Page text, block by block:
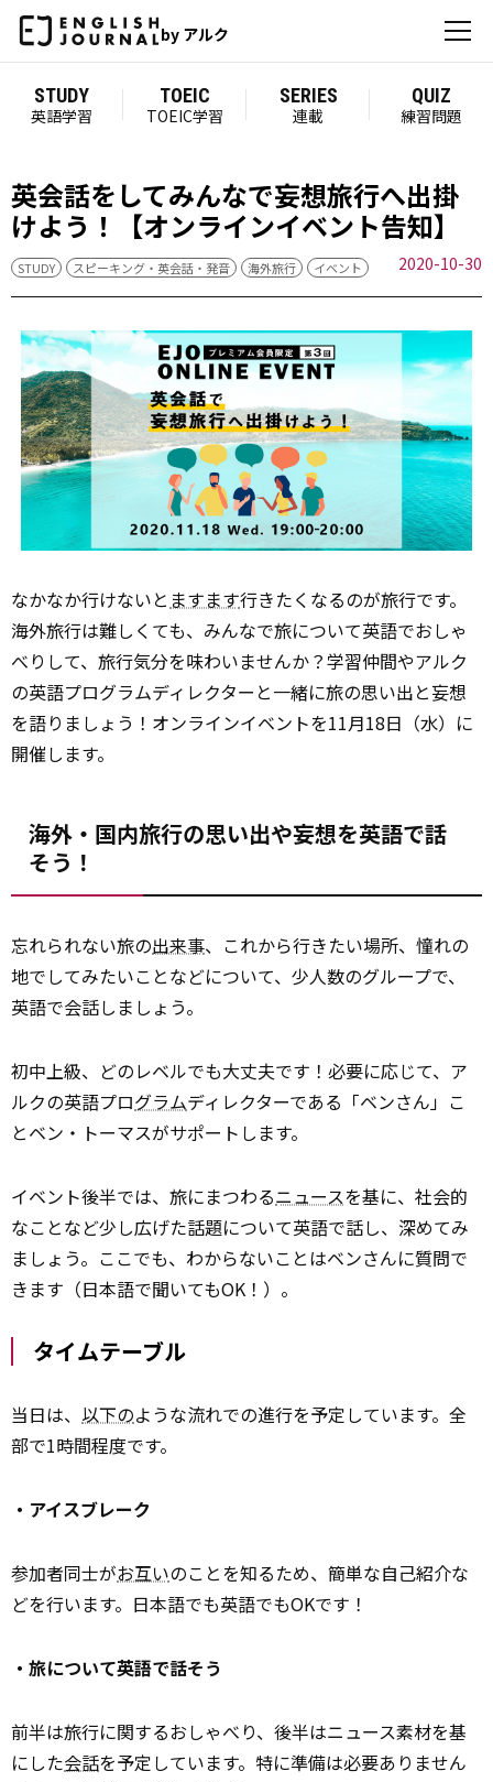
by アルク
STUDY
英語学習
TOEIC
TOEIC学習
SERIES
連載
QUIZ
練習問題
英会話をしてみんなで妄想旅行へ出掛
けよう！【オンラインイベント告知】
STUDY スピーキング・英会話・発音 海外旅行 イベント 2020-10-30
なかなか行けないと ますます行きたくなるのが旅行です。
海外旅行は難しくても、みんなで旅について英語でおしゃ
べりして、旅行気分を味わいませんか？学習仲間やアルク
の英語プログラムディレクターと一緒に旅の思い出と妄想
を語りましょう！オンラインイベントを11月18日（水）に
開催します。
海外・国内旅行の思い出や妄想を英語で話
そう！
忘れられない旅の出来事、これから行きたい場所、憧れの
地でしてみたいことなどについて、少人数のグループで、
英語で会話しましょう。
初中上級、どのレベルでも大丈夫です！必要に応じて、ア
ルクの英語プログラムディレクターである「ベンさん」こ
とベン・トーマスがサポートします。
イベント後半では、旅にまつわるニュースを基に、社会的
なことなど少し広げた話題について英語で話し、深めてみ
ましょう。ここでも、わからないことはベンさんに質問で
きます（日本語で聞いてもOK！）。
タイムテーブル
当日は、 以下のような流れでの進行を予定しています。全
部で1時間程度です。
・アイスブレーク
参加者同士がお互いのことを知るため、簡単な自己紹介な
どを行います。日本語でも英語でもOKです！
・旅について英語で話そう
前半は旅行に関するおしゃべり、後半はニュース素材を基
にした会話を予定しています。特に準備は必要ありません